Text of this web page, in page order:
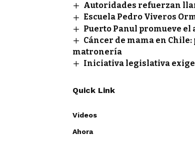
Autoridades refuerzan
Escuela Pedro Viveros
Puerto Panul promueve
Cáncer de mama en
matronería
Iniciativa legislativa exige
Quick Link
Videos
Ahora